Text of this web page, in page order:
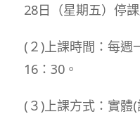
28日（星期五）停
(２)上課時間：每週
16：30。
(３)上課方式：實體